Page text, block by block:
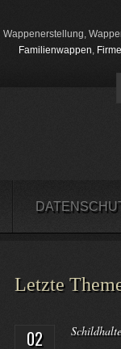
Wappenerstellung,
Familienwappen,
Letzte
02